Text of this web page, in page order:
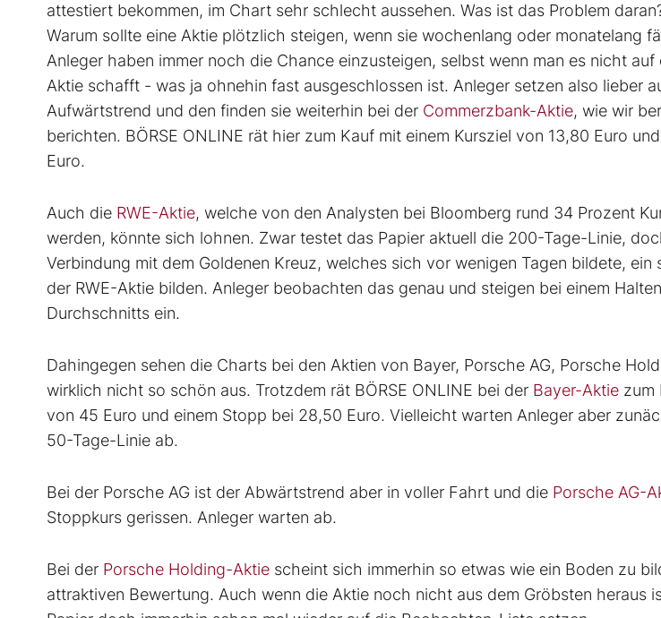
attestiert bekommen, im Chart sehr schlecht aussehen. Was ist das Problem
Warum sollte eine Aktie plötzlich steigen, wenn sie wochenlang oder monatelang
Anleger haben immer noch die Chance einzusteigen, selbst wenn man es nicht
Aktie schafft - was ja ohnehin fast ausgeschlossen ist. Anleger setzen also lieber
Aufwärtstrend und den finden sie weiterhin bei der Commerzbank-Aktie, wie wir
berichten. BÖRSE ONLINE rät hier zum Kauf mit einem Kursziel von 13,80 Euro
Euro.
Auch die RWE-Aktie, welche von den Analysten bei Bloomberg rund 34 Prozent
werden, könnte sich lohnen. Zwar testet das Papier aktuell die 200-Tage-Linie,
Verbindung mit dem Goldenen Kreuz, welches sich vor wenigen Tagen bildete,
der RWE-Aktie bilden. Anleger beobachten das genau und steigen bei einem
Durchschnitts ein.
Dahingegen sehen die Charts bei den Aktien von Bayer, Porsche AG, Porsche
wirklich nicht so schön aus. Trotzdem rät BÖRSE ONLINE bei der Bayer-Aktie zum
von 45 Euro und einem Stopp bei 28,50 Euro. Vielleicht warten Anleger aber
50-Tage-Linie ab.
Bei der Porsche AG ist der Abwärtstrend aber in voller Fahrt und die Porsche AG-
Stoppkurs gerissen. Anleger warten ab.
Bei der Porsche Holding-Aktie scheint sich immerhin so etwas wie ein Boden zu
attraktiven Bewertung. Auch wenn die Aktie noch nicht aus dem Gröbsten heraus